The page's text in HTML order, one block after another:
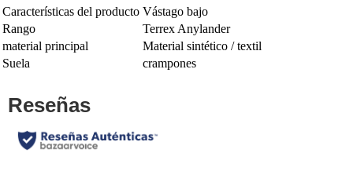
Características del producto Vástago bajo
Rango
Terrex Anylander
material principal
Material sintético / textil
Suela
crampones